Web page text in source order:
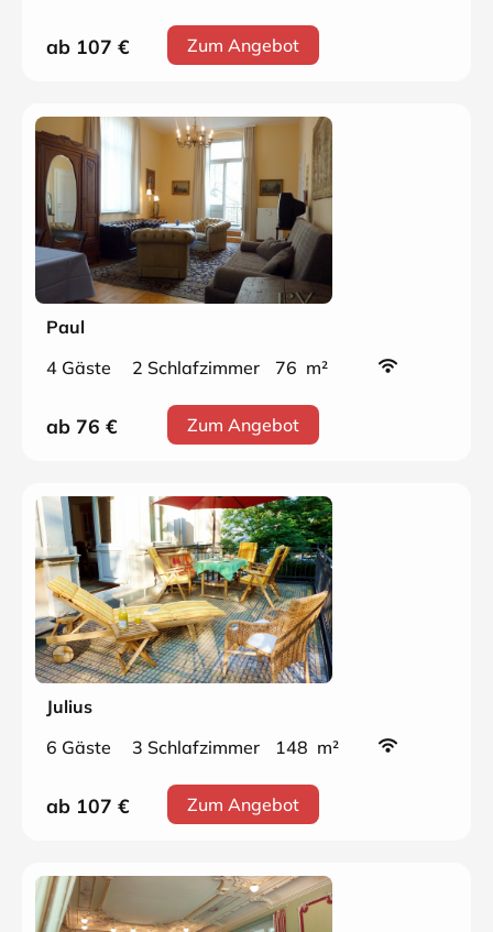
ab 107 € Zum Angebot
Paul
4 Gäste
2 Schlafzimmer 76 m²
ab 76 € Zum Angebot
Julius
6 Gäste
3 Schlafzimmer 148 m²
ab 107 € Zum Angebot